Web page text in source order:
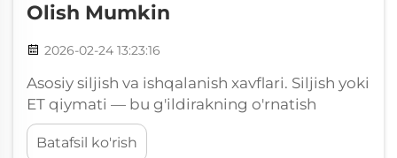
Olish Mumkin
2026-02-24 13:23:16
Asosiy siljish va ishqalanish xavflari. Siljish yoki
ET qiymati — bu g'ildirakning o'rnatish
sirtidan g'ildirakning geometrik
markazigacha bo'lgan masofa (mm da).
Batafsil ko'rish